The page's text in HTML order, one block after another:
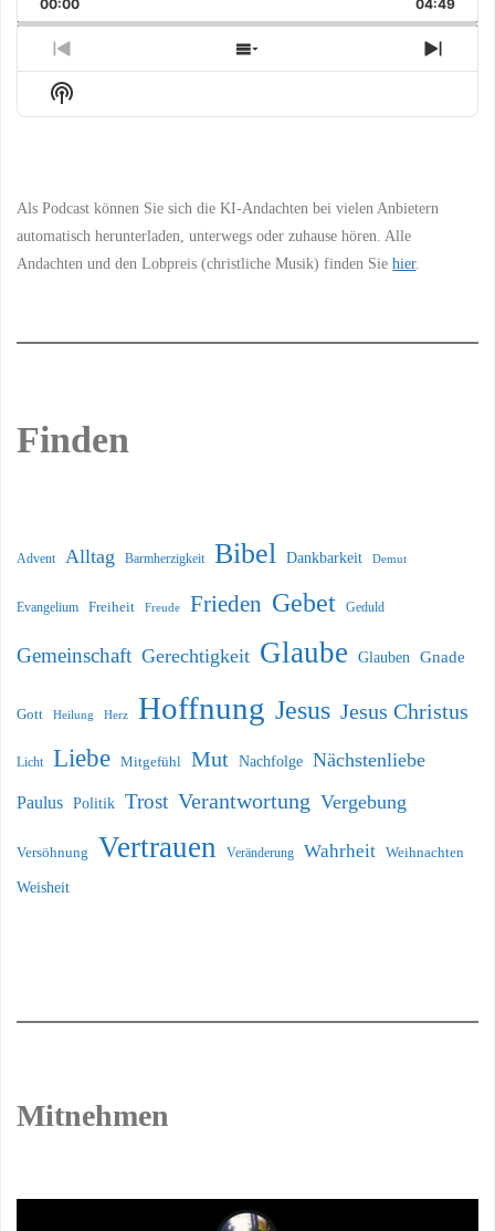
Rate
00:00 04:49
Previous
Episode
Show
Episodes
Next
Show
Podcast
Als Podcast können Sie sich die KI-Andachten bei vielen Anbietern
automatisch herunterladen, unterwegs oder zuhause hören. Alle
Andachten und den Lobpreis (christliche Musik) finden Siehier.
Finden
Advent Alltag Barmherzigkeit Bibel Dankbarkeit Demut
Evangelium Freiheit Freude Frieden Gebet Geduld
Gemeinschaft Gerechtigkeit Glaube Glauben Gnade
Gott Heilung Herz Hoffnung Jesus Jesus Christus
Licht Liebe Mitgefühl Mut Nachfolge Nächstenliebe
Paulus Politik Trost Verantwortung Vergebung
Versöhnung Vertrauen Veränderung Wahrheit Weihnachten
Weisheit
Mitnehmen